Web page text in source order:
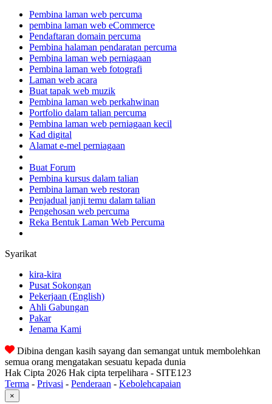
Pembina laman web percuma
pembina laman web eCommerce
Pendaftaran domain percuma
Pembina halaman pendaratan percuma
Pembina laman web perniagaan
Pembina laman web fotografi
Laman web acara
Buat tapak web muzik
Pembina laman web perkahwinan
Portfolio dalam talian percuma
Pembina laman web perniagaan kecil
Kad digital
Alamat e-mel perniagaan
Buat Forum
Pembina kursus dalam talian
Pembina laman web restoran
Penjadual janji temu dalam talian
Pengehosan web percuma
Reka Bentuk Laman Web Percuma
Syarikat
kira-kira
Pusat Sokongan
Pekerjaan (English)
Ahli Gabungan
Pakar
Jenama Kami
Dibina dengan kasih sayang dan semangat untuk membolehkan
semua orang mengatakan sesuatu kepada dunia
Hak Cipta 2026 Hak cipta terpelihara - SITE123
Terma - Privasi - Penderaan - Kebolehcapaian
×